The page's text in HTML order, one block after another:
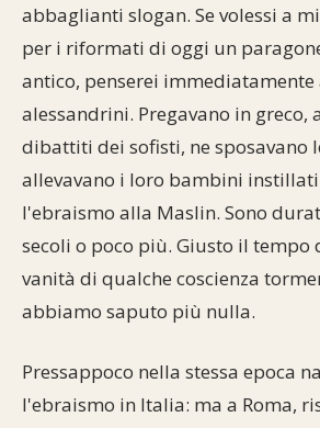
abbaglianti slogan. Se volessi a
per i riformati di oggi un
antico, penserei
alessandrini. Pregavano in greco,
dibattiti dei sofisti, ne sposavano
allevavano i loro bambini
l'ebraismo alla Maslin. Sono
secoli o poco più. Giusto il tempo
vanità di qualche coscienza
abbiamo saputo più nulla.
Pressappoco nella stessa epoca
l'ebraismo in Italia: ma a Roma,